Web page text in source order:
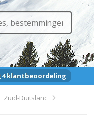
klantbeoordeling
Zuid-Duitsland